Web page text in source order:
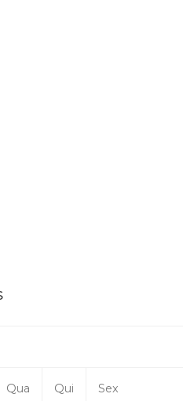
Qua Qui Sex